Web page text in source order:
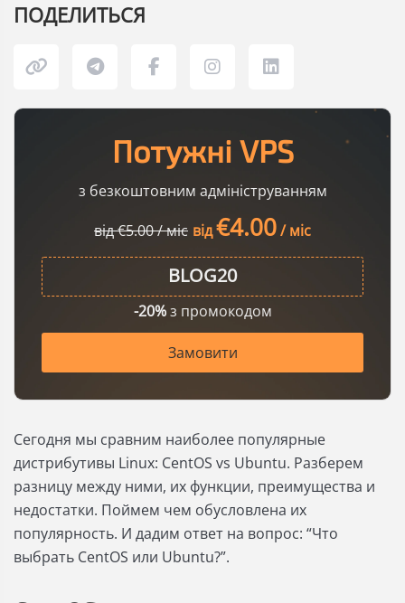
ПОДЕЛИТЬСЯ
Потужні VPS
з безкоштовним адмініструванням
від €5.00 / міс від€4.00/ міс
-20%з промокодом
Замовити
Сегодня мы сравним наиболее популярные
дистрибутивы Linux: CentOS vs Ubuntu. Разберем
разницу между ними, их функции, преимущества и
недостатки. Поймем чем обусловлена их
популярность. И дадим ответ на вопрос: “Что
выбрать CentOS или Ubuntu?”.